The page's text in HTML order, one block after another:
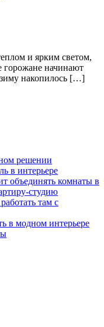
и ярким светом,
горожане начинают
зиму накопилось […]
решении
в интерьере
объединять комнаты в
студию
там с
в модном интерьере